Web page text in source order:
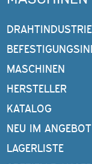
DRAHTINDUSTRIE
MASCHINEN
HERSTELLER
KATALOG
NEU IM ANGEBOT
LAGERLISTE